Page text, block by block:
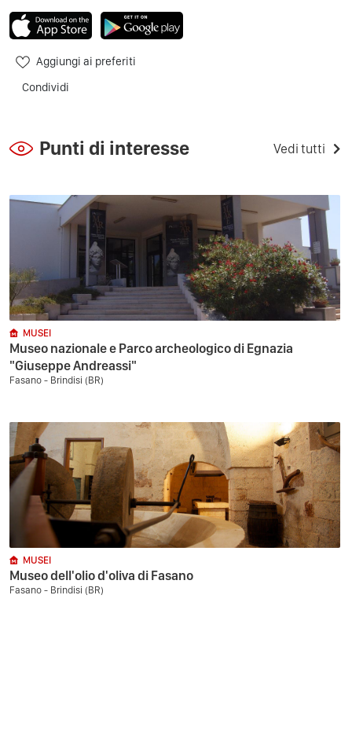
Aggiungi ai preferiti
Condividi
Punti di interesse Vedi tutti
MUSEI
Museo nazionale e Parco archeologico di Egnazia
"Giuseppe Andreassi"
Fasano - Brindisi (BR)
MUSEI
Museo dell'olio d'oliva di Fasano
Fasano - Brindisi (BR)